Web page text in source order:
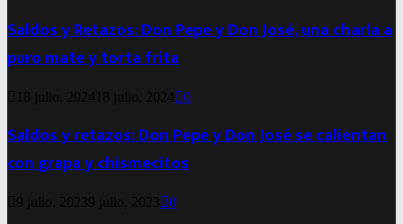
Saldos y Retazos: Don Pepe y Don José, una charla a
puro mate y torta frita
18 julio, 2024 18 julio, 2024 0
Saldos y retazos: Don Pepe y Don José se calientan
con grapa y chismecitos
9 julio, 20239 julio, 2023 0